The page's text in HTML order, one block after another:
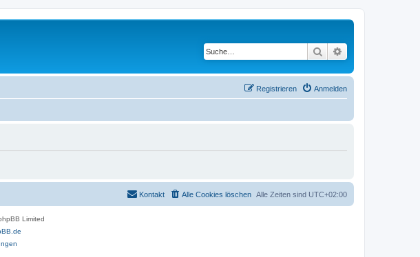
Suche
Anmelden
Registrieren
Alle Zeiten sind UTC+02:00
Alle Cookies löschen
Kontakt
Limited